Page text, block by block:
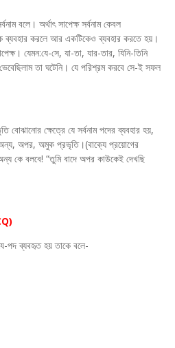
বলে। অর্থাৎ সাপেক্ষ সর্বনাম কেবল
ব্যবহার করলে আর একটিকেও ব্যবহার করতে হয়।
যেমন:যে-সে, যা-তা, যার-তার, যিনি-তিনি
তা ঘটেনি। যে পরিশ্রম করবে সে-ই সফল
বোঝানোর ক্ষেত্রে যে সর্বনাম পদের ব্যবহার হয়,
অপর, অমুক প্রভৃতি।(বাক্যে প্রয়োগের
কে বলবে! “তুমি বাদে অপর কাউকেই দেখছি
পদ ব্যবহৃত হয় তাকে বলে-